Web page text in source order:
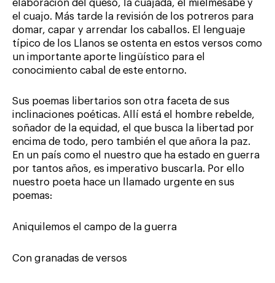
elaboración del queso, la cuajada, el mielmesabe y
el cuajo. Más tarde la revisión de los potreros para
domar, capar y arrendar los caballos. El lenguaje
típico de los Llanos se ostenta en estos versos como
un importante aporte lingüístico para el
conocimiento cabal de este entorno.
Sus poemas libertarios son otra faceta de sus
inclinaciones poéticas. Allí está el hombre rebelde,
soñador de la equidad, el que busca la libertad por
encima de todo, pero también el que añora la paz.
En un país como el nuestro que ha estado en guerra
por tantos años, es imperativo buscarla. Por ello
nuestro poeta hace un llamado urgente en sus
poemas:
Aniquilemos el campo de la guerra
Con granadas de versos